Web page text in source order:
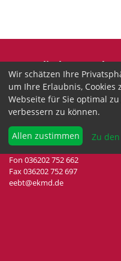
Evangelische
Wir sind anerkannter
Erwachsenenbildung in
Landesgeschäftsstelle
Drei-Gleichen-Straße 35a
99192 Neudietendorf
Fon 036202 752 662
Fax 036202 752 697
eebt@ekmd.de
Wir schätzen Ihre
um Ihre Erlaubnis, Cookies
Webseite für Sie optimal
verbessern zu können.
Allen zustimmen Zu